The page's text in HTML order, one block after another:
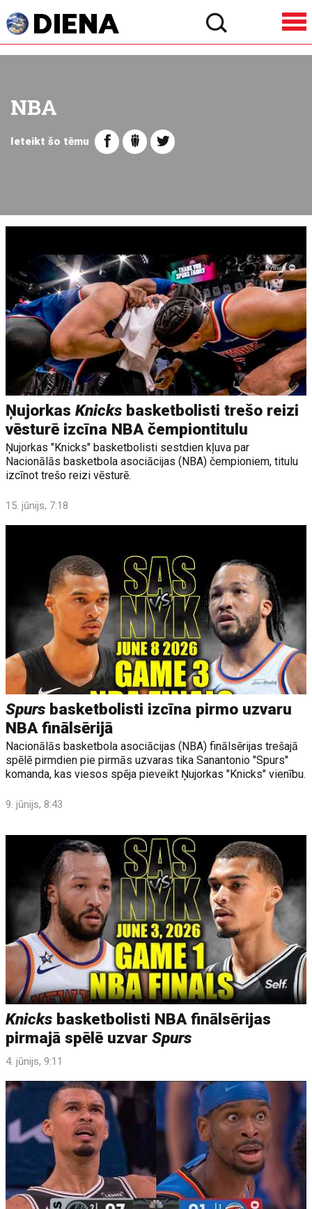
NBA
Ieteikt šo tēmu
ŅujorkasKnicks basketbolisti trešo reizi
vēsturē izcīna NBA čempiontitulu
Ņujorkas "Knicks" basketbolisti sestdien kļuva par
Nacionālās basketbola asociācijas (NBA) čempioniem, titulu
izcīnot trešo reizi vēsturē.
15. jūnijs, 7:18
Spurs basketbolisti izcīna pirmo uzvaru
NBA finālsērijā
Nacionālās basketbola asociācijas (NBA) finālsērijas trešajā
spēlē pirmdien pie pirmās uzvaras tika Sanantonio "Spurs"
komanda, kas viesos spēja pieveikt Ņujorkas "Knicks" vienību.
9. jūnijs, 8:43
Knicks basketbolisti NBA finālsērijas
pirmajā spēlē uzvarSpurs
4. jūnijs, 9:11